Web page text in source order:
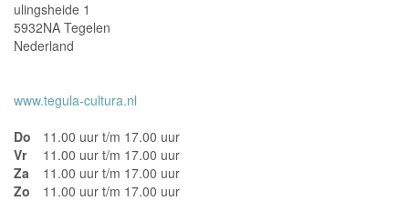
ulingsheide 1
5932NA Tegelen
Nederland
www.tegula-cultura.nl
Do
11.00 uur t/m 17.00 uur
Vr
11.00 uur t/m 17.00 uur
Za
11.00 uur t/m 17.00 uur
Zo
11.00 uur t/m 17.00 uur